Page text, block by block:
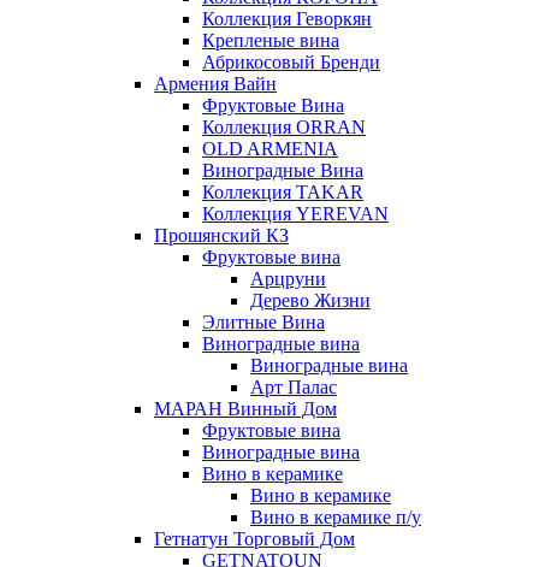
Коллекция Геворкян
Крепленые вина
Абрикосовый Бренди
Армения Вайн
Фруктовые Вина
Коллекция ORRAN
OLD ARMENIA
Виноградные Вина
Коллекция TAKAR
Коллекция YEREVAN
Прошянский КЗ
Фруктовые вина
Арцруни
Дерево Жизни
Элитные Вина
Виноградные вина
Виноградные вина
Арт Палас
МАРАН Винный Дом
Фруктовые вина
Виноградные вина
Вино в керамике
Вино в керамике
Вино в керамике п/у
Гетнатун Торговый Дом
GETNATOUN